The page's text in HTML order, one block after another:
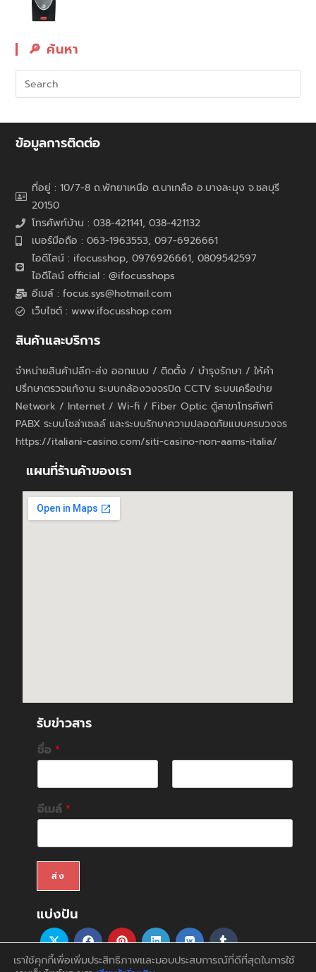
🔎︎ ค้นหา
ข้อมูลการติดต่อ
ที่อยู่ : 10/7-8 ถ.พัทยาเหนือ ต.นาเกลือ อ.บางละมุง จ.ชลบุรี
20150
โทรศัพท์บ้าน : 038-421141, 038-421132
เบอร์มือถือ : 063-1963553, 097-6926661
ไอดีไลน์ : ifocusshop, 0976926661, 0809542597
ไอดีไลน์ official : @ifocusshops
อีเมล์ : focus.sys@hotmail.com
เว็บไซต์ : www.ifocusshop.com
สินค้าและบริการ
จำหน่ายสินค้าปลีก-ส่ง ออกแบบ / ติดตั้ง / บำรุงรักษา / ให้คำ
ปรึกษาตรวจแก้งาน ระบบกล้องวงจรปิด CCTV ระบบเครือข่าย
Network / Internet / Wi-fi / Fiber Optic ตู้สาขาโทรศัพท์
PABX ระบบโซล่าเซลล์ และระบบรักษาความปลอดภัยแบบครบวงจร
https://italiani-casino.com/siti-casino-non-aams-italia/
แผนที่ร้านค้าของเรา
รับข่าวสาร
ชื่อ *
i
rอีเมล์ *
ส่ง
แบ่งปัน
เราใช้คุกกี้เพื่อเพิ่มประสิทธิภาพและมอบประสบการณ์ที่ดีที่สุดในการใช้